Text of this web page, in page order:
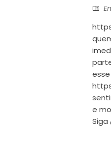
e
Siga